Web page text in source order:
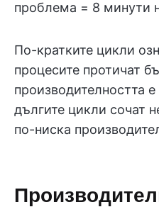
проблема = 8 минути
По-кратките цикли
процесите протичат
производителността
дългите цикли сочат
по-ниска